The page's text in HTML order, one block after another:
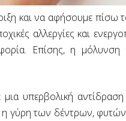
και να αφήσουμε πίσω
αλλεργίες και
Επίσης, η μόλυνση
μια υπερβολική
η γύρη των δέντρων,